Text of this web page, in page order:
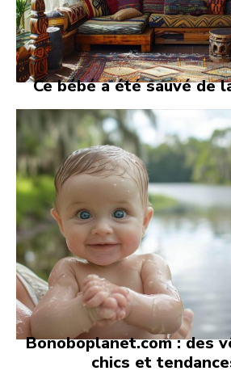
Ce bébé a été sauvé de
Bonoboplanet.com : des
chics et